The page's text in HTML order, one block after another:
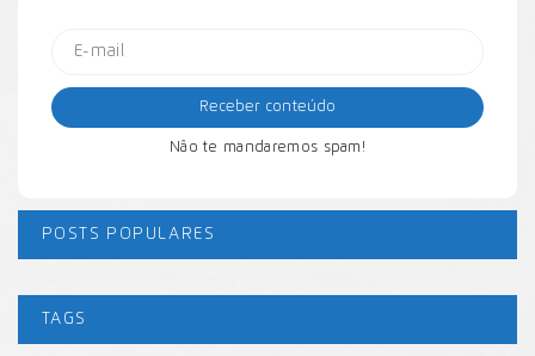
Não te mandaremos spam!
POSTS POPULARES
TAGS